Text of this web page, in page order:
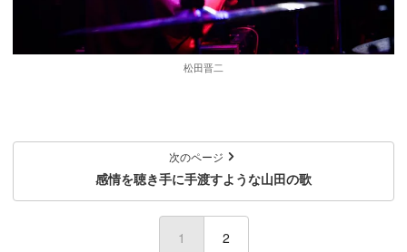
松田晋二
次のページ
感情を聴き手に手渡すような山田の歌
1 (current)
2